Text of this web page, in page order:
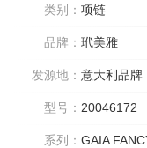
类别： 项链
品牌： 玳美雅
发源地： 意大利品牌
型号： 20046172
系列： GAIA